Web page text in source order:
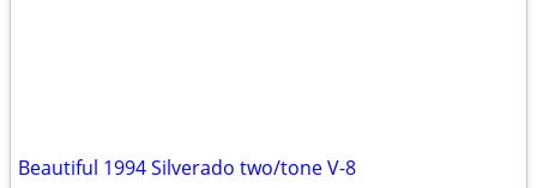
Beautiful 1994 Silverado two/tone V-8